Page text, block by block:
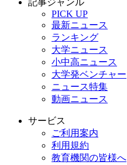
PICK UP
最新ニュース
ランキング
大学ニュース
小中高ニュース
大学発ベンチャー
ニュース特集
動画ニュース
サービス
ご利用案内
利用規約
教育機関の皆様へ